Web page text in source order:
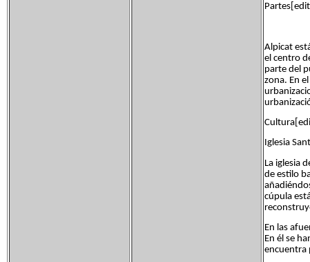
Alpicat
el centro
parte del
zona. En
Iglesia
La iglesia
de estilo
cúpula
En las
En él se
encuentra